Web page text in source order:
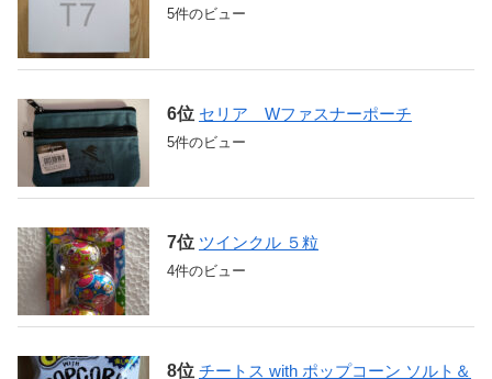
5件のビュー
セリア Wファスナーポーチ
5件のビュー
ツインクル ５粒
4件のビュー
チートス with ポップコーン ソルト＆